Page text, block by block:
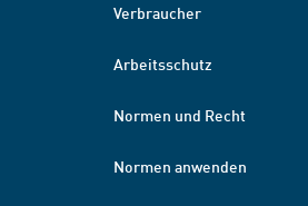
Verbraucher
Arbeitsschutz
Normen und Recht
Normen anwenden